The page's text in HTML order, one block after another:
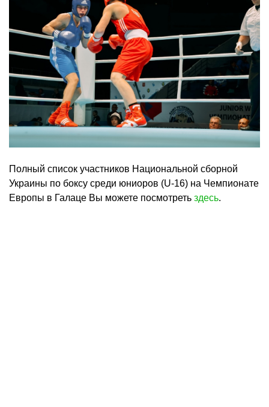
Полный список участников Национальной сборной
Украины по боксу среди юниоров (U-16) на Чемпионате
Европы в Галаце Вы можете посмотреть здесь.